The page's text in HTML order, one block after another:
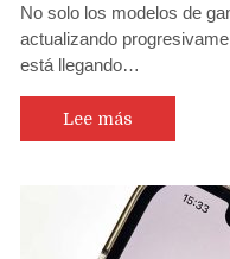
No solo los modelos de
actualizando
está llegando…
Lee más